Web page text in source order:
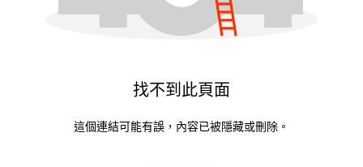
找不到此頁面
這個連結可能有誤，內容已被隱藏或刪除。